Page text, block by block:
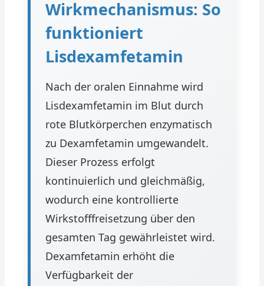
Wirkmechanismus: So
funktioniert
Lisdexamfetamin
Nach der oralen Einnahme wird
Lisdexamfetamin im Blut durch
rote Blutkörperchen enzymatisch
zu Dexamfetamin umgewandelt.
Dieser Prozess erfolgt
kontinuierlich und gleichmäßig,
wodurch eine kontrollierte
Wirkstofffreisetzung über den
gesamten Tag gewährleistet wird.
Dexamfetamin erhöht die
Verfügbarkeit der